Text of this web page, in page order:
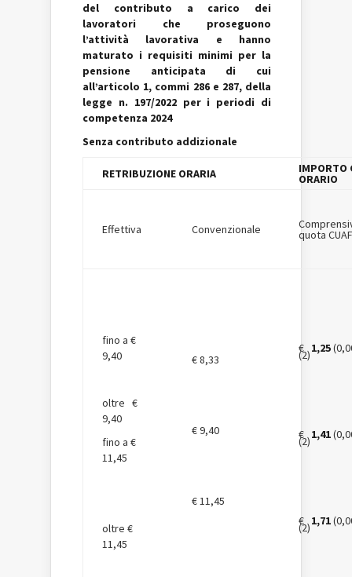
del contributo a carico dei
lavoratori che proseguono
l’attività lavorativa e hanno
maturato i requisiti minimi per la
pensione anticipata di cui
all’articolo 1, commi 286 e 287, della
legge n. 197/2022 per i periodi di
competenza 2024
Senza contributo addizionale
RETRIBUZIONE ORARIA IMPORTO
ORARIO
Effettiva Convenzionale quota CUAF
fino a €
9,40
oltre €
9,40
fino a €
11,45
oltre €
11,45
€ 8,33
€ 9,40
€ 11,45
€ 1,25
(2)
€ 1,41
(2)
€ 1,71
(2)